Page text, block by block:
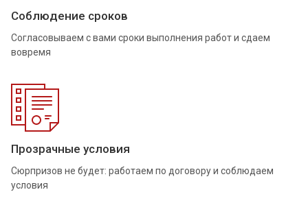
Соблюдение сроков
Согласовываем с вами сроки выполнения работ и сдаем
вовремя
Прозрачные условия
Сюрпризов не будет: работаем по договору и соблюдаем
условия